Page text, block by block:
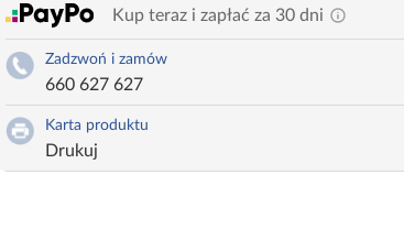
Kup teraz i zapłać za 30 dni
Zadzwoń i zamów
660 627 627
Karta produktu
Drukuj